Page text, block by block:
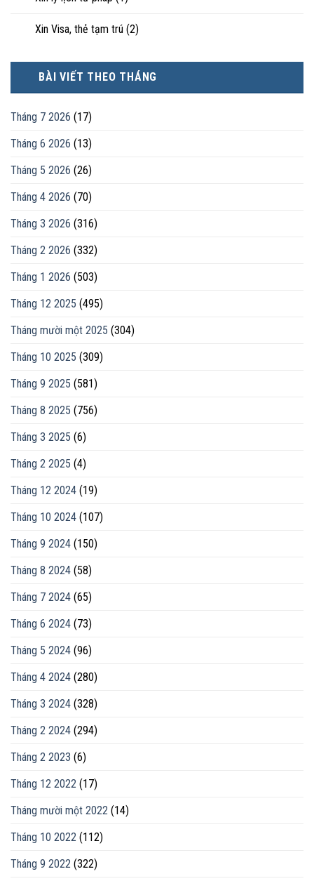
Xin Visa, thẻ tạm trú (2)
BÀI VIẾT THEO THÁNG
Tháng 7 2026 (17)
Tháng 6 2026 (13)
Tháng 5 2026 (26)
Tháng 4 2026 (70)
Tháng 3 2026 (316)
Tháng 2 2026 (332)
Tháng 1 2026 (503)
Tháng 12 2025 (495)
Tháng mười một 2025 (304)
Tháng 10 2025 (309)
Tháng 9 2025 (581)
Tháng 8 2025 (756)
Tháng 3 2025 (6)
Tháng 2 2025 (4)
Tháng 12 2024 (19)
Tháng 10 2024 (107)
Tháng 9 2024 (150)
Tháng 8 2024 (58)
Tháng 7 2024 (65)
Tháng 6 2024 (73)
Tháng 5 2024 (96)
Tháng 4 2024 (280)
Tháng 3 2024 (328)
Tháng 2 2024 (294)
Tháng 2 2023 (6)
Tháng 12 2022 (17)
Tháng mười một 2022 (14)
Tháng 10 2022 (112)
Tháng 9 2022 (322)